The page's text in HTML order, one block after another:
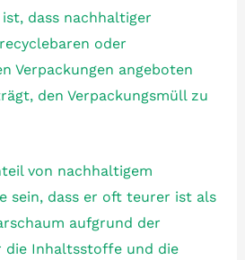
dass nachhaltiger
oder
Verpackungen angeboten
den Verpackungsmüll zu
von nachhaltigem
sein, dass er oft teurer ist als
aufgrund der
die Inhaltsstoffe und die